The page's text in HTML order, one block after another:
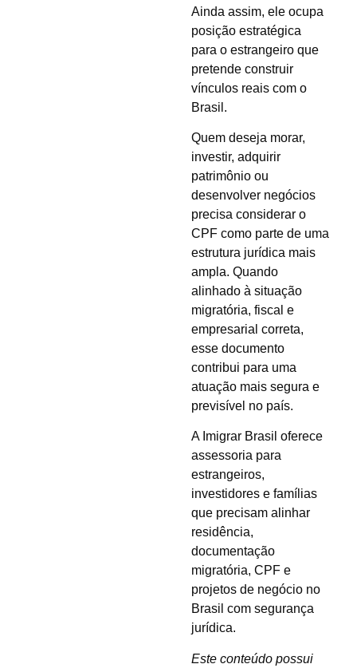
Ainda assim, ele ocupa
posição estratégica
para o estrangeiro que
pretende construir
vínculos reais com o
Brasil.
Quem deseja morar,
investir, adquirir
patrimônio ou
desenvolver negócios
precisa considerar o
CPF como parte de uma
estrutura jurídica mais
ampla. Quando
alinhado à situação
migratória, fiscal e
empresarial correta,
esse documento
contribui para uma
atuação mais segura e
previsível no país.
A Imigrar Brasil oferece
assessoria para
estrangeiros,
investidores e famílias
que precisam alinhar
residência,
documentação
migratória, CPF e
projetos de negócio no
Brasil com segurança
jurídica.
Este conteúdo possui